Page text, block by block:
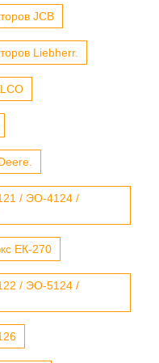
JCB
Liebherr.
/ ЭО-4124 /
ЕК-270
/ ЭО-5124 /